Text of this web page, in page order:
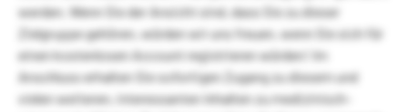
werden. Wenn Sie der Ansicht sind, dass Sie zu dieser
Zielgruppe gehören, würden wir uns freuen, wenn Sie sich für
einen kostenlosen Account registrieren würden! Im
Anschluss erhalten Sie sofortigen Zugang zu diesem und
vielen weiteren, interessanten Inhalten zu medizinisch-